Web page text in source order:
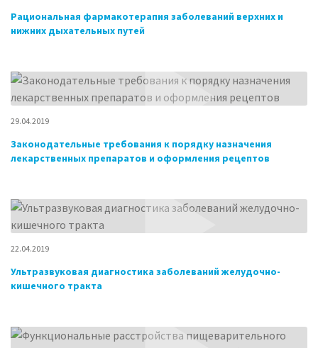
Рациональная фармакотерапия заболеваний верхних и
нижних дыхательных путей
29.04.2019
Законодательные требования к порядку назначения
лекарственных препаратов и оформления рецептов
22.04.2019
Ультразвуковая диагностика заболеваний желудочно-
кишечного тракта